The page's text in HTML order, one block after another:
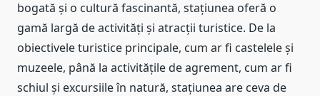
bogată și o cultură fascinantă, stațiunea oferă o
gamă largă de activități și atracții turistice. De la
obiectivele turistice principale, cum ar fi castelele și
muzeele, până la activitățile de agrement, cum ar fi
schiul și excursiile în natură, stațiunea are ceva de